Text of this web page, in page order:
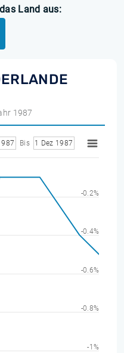
Land aus:
1987
Bis 1 Dez 1987
-1%
-0.8%
-0.6%
-0.4%
-0.2%